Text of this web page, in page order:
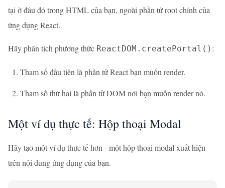
tại ở đâu đó trong HTML của bạn, ngoài phần tử root chính của
ứng dụng React.
Hãy phân tích phương thức ReactDOM.createPortal() :
Tham số đầu tiên là phần tử React bạn muốn render.
Tham số thứ hai là phần tử DOM nơi bạn muốn render nó.
Một ví dụ thực tế: Hộp thoại Modal
Hãy tạo một ví dụ thực tế hơn - một hộp thoại modal xuất hiện
trên nội dung ứng dụng của bạn.